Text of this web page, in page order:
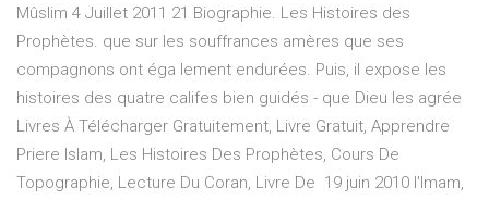
Mûslim 4 Juillet 2011 21 Biographie. Les Histoires des
Prophètes. que sur les souffrances amères que ses
compagnons ont éga lement endurées. Puis, il expose les
histoires des quatre califes bien guidés - que Dieu les agrée
Livres À Télécharger Gratuitement, Livre Gratuit, Apprendre
Priere Islam, Les Histoires Des Prophètes, Cours De
Topographie, Lecture Du Coran, Livre De 19 juin 2010 l'Imam,